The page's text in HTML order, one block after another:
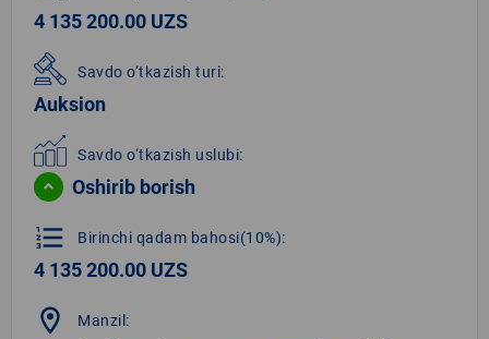
4 135 200.00 UZS
Savdo o‘tkazish turi:
Auksion
Savdo o‘tkazish uslubi:
Oshirib borish
format_list_numbered Birinchi qadam bahosi(10%):
4 135 200.00 UZS
location_on Manzil: